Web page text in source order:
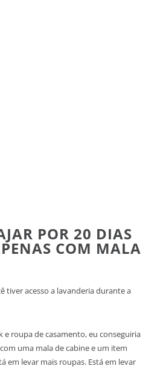
POR 20 DIAS
COM MALA
tiver acesso a lavanderia durante a
roupa de casamento, eu conseguiria
uma mala de cabine e um item
em levar mais roupas. Está em levar